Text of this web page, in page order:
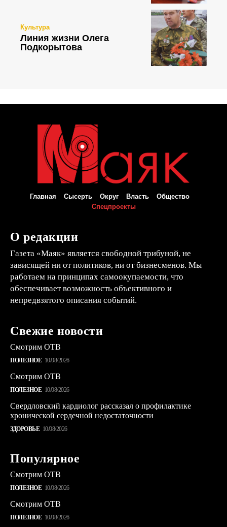
Культура
Линия жизни Олега
Подкорытова
Главная Сысерть Округ Власть
Общество
Спецпроекты
О редакции
Газета «Маяк» является свободной трибуной, не
зависящей ни от политиков, ни от бизнесменов. Мы
работаем на принципах самоокупаемости, что
обеспечивает возможность объективного и
непредвзятого описания событий.
Свежие новости
Смотрим ОТВ
ПОЛЕЗНОЕ 10/08/2026
Смотрим ОТВ
ПОЛЕЗНОЕ 10/08/2026
Свердловский кардиолог рассказал о профилактике
хронической сердечной недостаточности
ЗДОРОВЬЕ 10/08/2026
Популярное
Смотрим ОТВ
ПОЛЕЗНОЕ 10/08/2026
Смотрим ОТВ
ПОЛЕЗНОЕ 10/08/2026